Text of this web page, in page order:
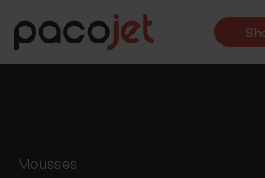
Mousses